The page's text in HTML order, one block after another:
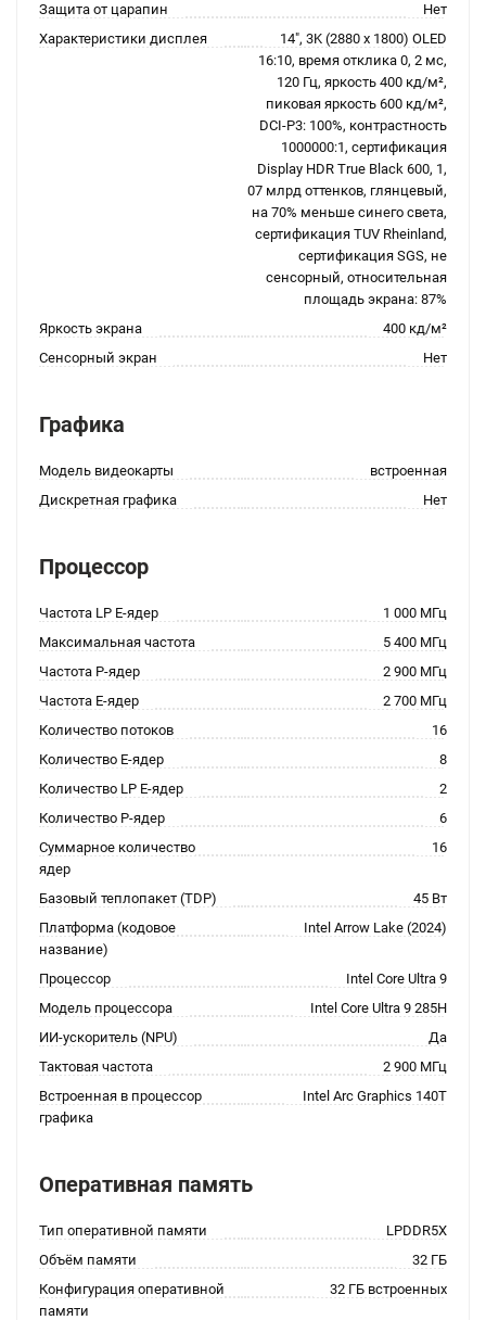
Защита от царапин
Нет
Характеристики дисплея
14", 3K (2880 x 1800) OLED
16:10, время отклика 0, 2 мс,
120 Гц, яркость 400 кд/м²,
пиковая яркость 600 кд/м²,
DCI-P3: 100%, контрастность
1000000:1, сертификация
Display HDR True Black 600, 1,
07 млрд оттенков, глянцевый,
на 70% меньше синего света,
сертификация TUV Rheinland,
сертификация SGS, не
сенсорный, относительная
площадь экрана: 87%
Яркость экрана
400 кд/м²
Сенсорный экран
Нет
Графика
Модель видеокарты
встроенная
Дискретная графика
Нет
Процессор
Частота LP E-ядер
1 000 МГц
Максимальная частота
5 400 МГц
Частота P-ядер
2 900 МГц
Частота E-ядер
2 700 МГц
Количество потоков
16
Количество E-ядер
8
Количество LP E-ядер
2
Количество P-ядер
6
Суммарное количество
ядер
16
Базовый теплопакет (TDP)
45 Вт
Платформа (кодовое
название)
Intel Arrow Lake (2024)
Процессор
Intel Core Ultra 9
Модель процессора
Intel Core Ultra 9 285H
ИИ-ускоритель (NPU)
Да
Тактовая частота
2 900 МГц
Встроенная в процессор
графика
Intel Arc Graphics 140T
Оперативная память
Тип оперативной памяти
LPDDR5X
Объём памяти
32 ГБ
Конфигурация оперативной
памяти
32 ГБ встроенных